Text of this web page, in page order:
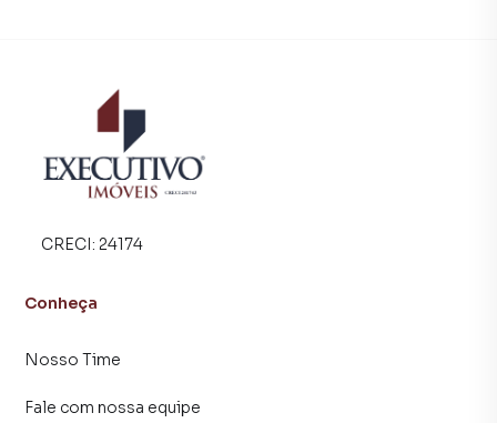
CRECI: 24174
Conheça
Nosso Time
Fale com nossa equipe